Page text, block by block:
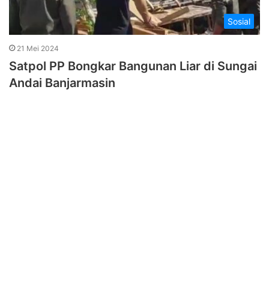
Sosial
21 Mei 2024
Satpol PP Bongkar Bangunan Liar di Sungai
Andai Banjarmasin